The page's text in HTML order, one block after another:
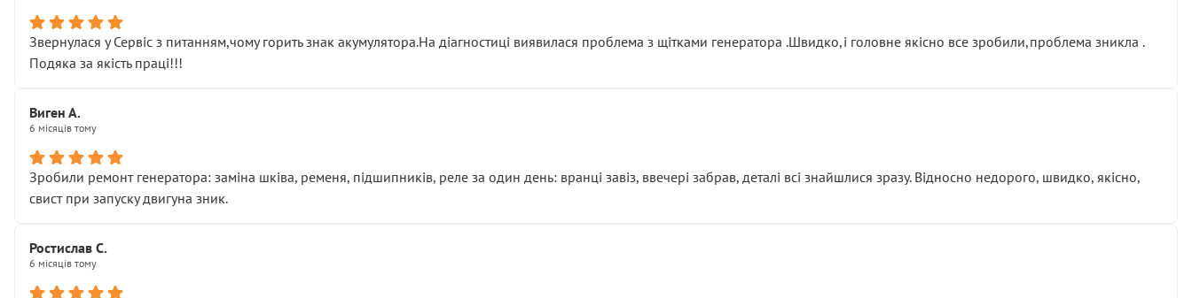
Звернулася у Сервіс з питанням,чому горить знак акумулятора.На діагностиці виявилася проблема з щітками генератора .Швидко,і головне якісно все зробили,проблема зникла .
Подяка за якість праці!!!
Виген А.
6 місяців тому
Зробили ремонт генератора: заміна шківа, ременя, підшипників, реле за один день: вранці завіз, ввечері забрав, деталі всі знайшлися зразу. Відносно недорого, швидко, якісно,
свист при запуску двигуна зник.
Ростислав С.
6 місяців тому